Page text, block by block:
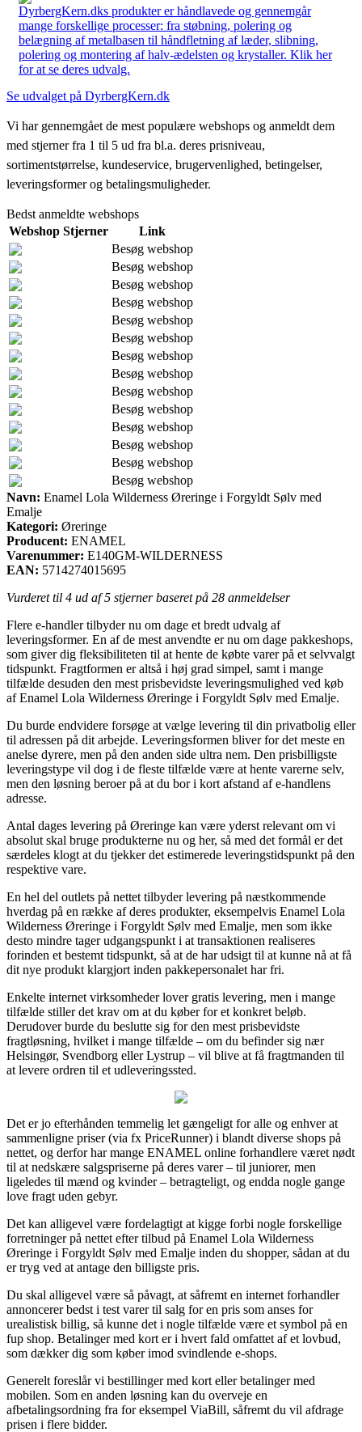
DyrbergKern.dks produkter er håndlavede og gennemgår
mange forskellige processer: fra støbning, polering og
belægning af metalbasen til håndfletning af læder, slibning,
polering og montering af halv-ædelsten og krystaller. Klik her
for at se deres udvalg.
Se udvalget på DyrbergKern.dk
Vi har gennemgået de mest populære webshops og anmeldt dem
med stjerner fra 1 til 5 ud fra bl.a. deres prisniveau,
sortimentstørrelse, kundeservice, brugervenlighed, betingelser,
leveringsformer og betalingsmuligheder.
Bedst anmeldte webshops
Webshop Stjerner
Link
Besøg webshop
Besøg webshop
Besøg webshop
Besøg webshop
Besøg webshop
Besøg webshop
Besøg webshop
Besøg webshop
Besøg webshop
Besøg webshop
Besøg webshop
Besøg webshop
Besøg webshop
Besøg webshop
Navn: Enamel Lola Wilderness Øreringe i Forgyldt Sølv med
Emalje
Kategori: Øreringe
Producent: ENAMEL
Varenummer: E140GM-WILDERNESS
EAN: 5714274015695
Vurderet til 4 ud af 5 stjerner baseret på 28 anmeldelser
Flere e-handler tilbyder nu om dage et bredt udvalg af
leveringsformer. En af de mest anvendte er nu om dage pakkeshops,
som giver dig fleksibiliteten til at hente de købte varer på et selvvalgt
tidspunkt. Fragtformen er altså i høj grad simpel, samt i mange
tilfælde desuden den mest prisbevidste leveringsmulighed ved køb
af Enamel Lola Wilderness Øreringe i Forgyldt Sølv med Emalje.
Du burde endvidere forsøge at vælge levering til din privatbolig eller
til adressen på dit arbejde. Leveringsformen bliver for det meste en
anelse dyrere, men på den anden side ultra nem. Den prisbilligste
leveringstype vil dog i de fleste tilfælde være at hente varerne selv,
men den løsning beroer på at du bor i kort afstand af e-handlens
adresse.
Antal dages levering på Øreringe kan være yderst relevant om vi
absolut skal bruge produkterne nu og her, så med det formål er det
særdeles klogt at du tjekker det estimerede leveringstidspunkt på den
respektive vare.
En hel del outlets på nettet tilbyder levering på næstkommende
hverdag på en række af deres produkter, eksempelvis Enamel Lola
Wilderness Øreringe i Forgyldt Sølv med Emalje, men som ikke
desto mindre tager udgangspunkt i at transaktionen realiseres
forinden et bestemt tidspunkt, så at de har udsigt til at kunne nå at få
dit nye produkt klargjort inden pakkepersonalet har fri.
Enkelte internet virksomheder lover gratis levering, men i mange
tilfælde stiller det krav om at du køber for et konkret beløb.
Derudover burde du beslutte sig for den mest prisbevidste
fragtløsning, hvilket i mange tilfælde – om du befinder sig nær
Helsingør, Svendborg eller Lystrup – vil blive at få fragtmanden til
at levere ordren til et udleveringssted.
Det er jo efterhånden temmelig let gængeligt for alle og enhver at
sammenligne priser (via fx PriceRunner) i blandt diverse shops på
nettet, og derfor har mange ENAMEL online forhandlere været nødt
til at nedskære salgspriserne på deres varer – til juniorer, men
ligeledes til mænd og kvinder – betragteligt, og endda nogle gange
love fragt uden gebyr.
Det kan alligevel være fordelagtigt at kigge forbi nogle forskellige
forretninger på nettet efter tilbud på Enamel Lola Wilderness
Øreringe i Forgyldt Sølv med Emalje inden du shopper, sådan at du
er tryg ved at antage den billigste pris.
Du skal alligevel være så påvagt, at såfremt en internet forhandler
annoncerer bedst i test varer til salg for en pris som anses for
urealistisk billig, så kunne det i nogle tilfælde være et symbol på en
fup shop. Betalinger med kort er i hvert fald omfattet af et lovbud,
som dækker dig som køber imod svindlende e-shops.
Generelt foreslår vi bestillinger med kort eller betalinger med
mobilen. Som en anden løsning kan du overveje en
afbetalingsordning fra for eksempel ViaBill, såfremt du vil afdrage
prisen i flere bidder.